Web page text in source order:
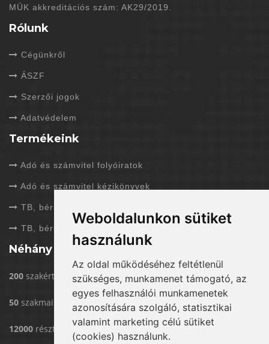
Weboldalunkon sütiket
használunk
Az oldal működéséhez feltétlenül
szükséges, munkamenet támogató, az
egyes felhasználói munkamenetek
azonosítására szolgáló, statisztikai
valamint marketing célú sütiket
(cookies) használunk.
MÜK akkreditációs szám: AK29/2019.
Rólunk
Cégünkről
ÁSZF
Szerzői jogok
Adatvédelem
Termékeink
Adó és számvitel folyóiratok
Adó és számvitel kézikönyvek
TB, bérszámfejtés folyóiratok
TB, bérszámfejtés kézikönyvek
Néhány adat rólunk
200 szakértővel dolgozunk
50 szakmai rendezvény/év
12000 résztvevő eddig rendezvényeinken